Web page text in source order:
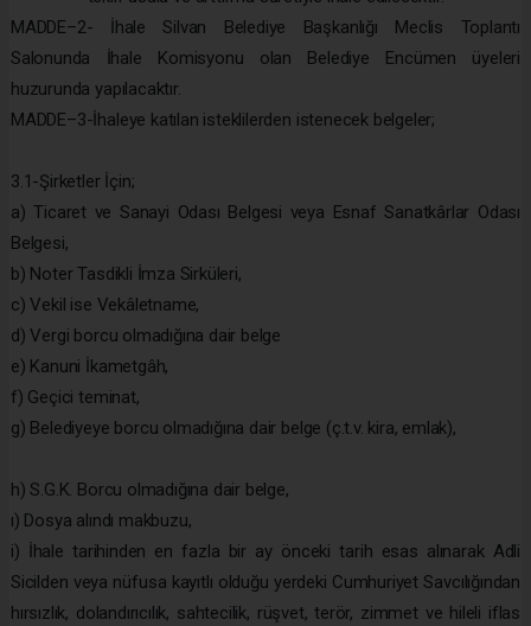
MADDE–2- İhale Silvan Belediye Başkanlığı Meclis Toplantı
Salonunda İhale Komisyonu olan Belediye Encümen üyeleri
huzurunda yapılacaktır.
MADDE–3-İhaleye katılan isteklilerden istenecek belgeler;
3.1-Şirketler İçin;
a) Ticaret ve Sanayi Odası Belgesi veya Esnaf Sanatkârlar Odası
Belgesi,
b) Noter Tasdikli İmza Sirküleri,
c) Vekil ise Vekâletname,
d) Vergi borcu olmadığına dair belge
e) Kanuni İkametgâh,
f) Geçici teminat,
g) Belediyeye borcu olmadığına dair belge (ç.t.v. kira, emlak),
h) S.G.K. Borcu olmadığına dair belge,
ı) Dosya alındı makbuzu,
i) İhale tarihinden en fazla bir ay önceki tarih esas alınarak Adli
Sicilden veya nüfusa kayıtlı olduğu yerdeki Cumhuriyet Savcılığından
hırsızlık, dolandırıcılık, sahtecilik, rüşvet, terör, zimmet ve hileli iflas